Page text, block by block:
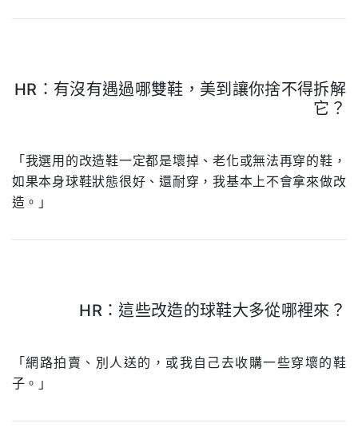
HR：有沒有遇過哪雙鞋，美到讓你捨不得拆解
它？
「我選用的改造鞋一定都是壞掉、老化或無法再穿的鞋，
如果本身球鞋狀態很好、還耐穿，我基本上不會拿來做改
造。」
HR：這些改造的球鞋大多從哪裡來？
「網路拍賣、別人送的，或我自己去收購一些穿壞的鞋
子。」